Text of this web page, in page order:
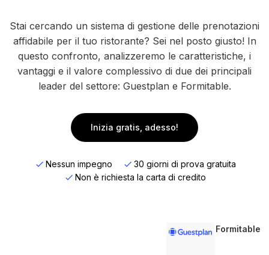
Stai cercando un sistema di gestione delle prenotazioni
affidabile per il tuo ristorante? Sei nel posto giusto! In
questo confronto, analizzeremo le caratteristiche, i
vantaggi e il valore complessivo di due dei principali
leader del settore: Guestplan e Formitable.
Inizia gratis, adesso!
Nessun impegno
30 giorni di prova gratuita
Non è richiesta la carta di credito
Formitable